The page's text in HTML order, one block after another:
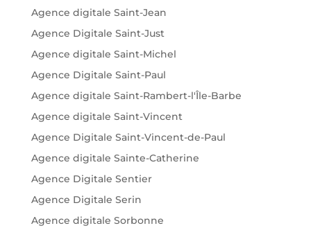
Agence digitale Saint-Jean
Agence Digitale Saint-Just
Agence digitale Saint-Michel
Agence Digitale Saint-Paul
Agence digitale Saint-Rambert-l'Île-Barbe
Agence digitale Saint-Vincent
Agence Digitale Saint-Vincent-de-Paul
Agence digitale Sainte-Catherine
Agence Digitale Sentier
Agence Digitale Serin
Agence digitale Sorbonne